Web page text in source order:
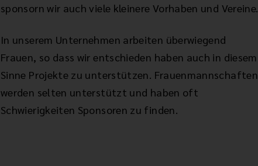
sponsorn wir auch viele kleinere Vorhaben und Vereine.
In unserem Unternehmen arbeiten überwiegend
Frauen, so dass wir entschieden haben auch in diesem
Sinne Projekte zu unterstützen. Frauenmannschaften
werden selten unterstützt und haben oft
Schwierigkeiten Sponsoren zu finden.